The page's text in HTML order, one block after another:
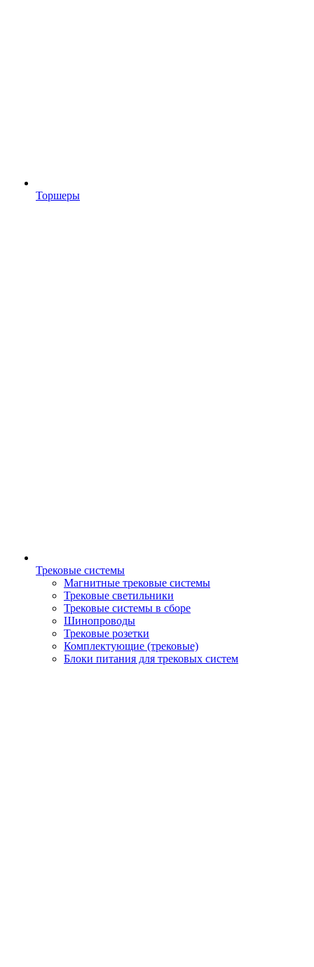
Торшеры
Трековые системы
Магнитные трековые системы
Трековые светильники
Трековые системы в сборе
Шинопроводы
Трековые розетки
Комплектующие (трековые)
Блоки питания для трековых систем